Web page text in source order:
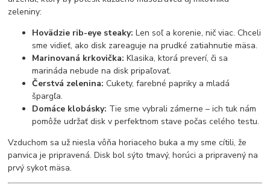
zeleniny:
Hovädzie rib-eye steaky: Len soľ a korenie, nič viac. Chceli
sme vidieť, ako disk zareaguje na prudké zatiahnutie mäsa.
Marinovaná krkovička: Klasika, ktorá preverí, či sa
marináda nebude na disk pripaľovať.
Čerstvá zelenina: Cukety, farebné papriky a mladá
špargľa.
Domáce klobásky: Tie sme vybrali zámerne – ich tuk nám
pomôže udržať disk v perfektnom stave počas celého testu.
Vzduchom sa už niesla vôňa horiaceho buka a my sme cítili, že
panvica je pripravená. Disk bol sýto tmavý, horúci a pripravený na
prvý sykot mäsa.